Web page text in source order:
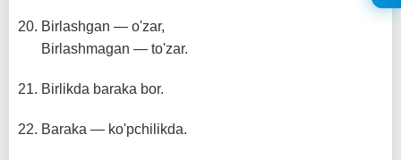
Birlashgan — o'zar,
Birlashmagan — to'zar.
Birlikda baraka bor.
Baraka — ko'pchilikda.